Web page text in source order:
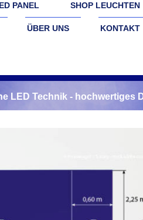
PANEL SHOP LEUCHTEN
ÜBER UNS KONTAKT
LED Technik - hochwertiges